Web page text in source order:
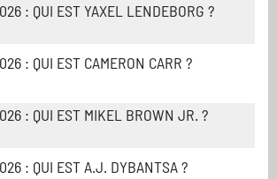
: QUI EST YAXEL LENDEBORG ?
: QUI EST CAMERON CARR ?
: QUI EST MIKEL BROWN JR. ?
: QUI EST A.J. DYBANTSA ?